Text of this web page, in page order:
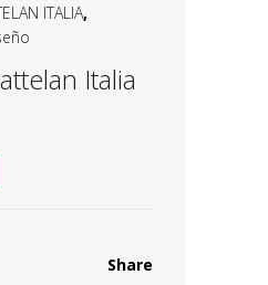
ITALIA,
Italia
Share